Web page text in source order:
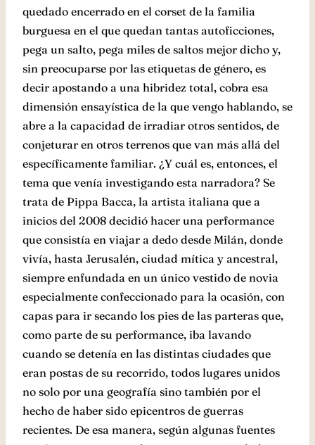
quedado encerrado en el corset de la familia
burguesa en el que quedan tantas autoficciones,
pega un salto, pega miles de saltos mejor dicho y,
sin preocuparse por las etiquetas de género, es
decir apostando a una hibridez total, cobra esa
dimensión ensayística de la que vengo hablando, se
abre a la capacidad de irradiar otros sentidos, de
conjeturar en otros terrenos que van más allá del
específicamente familiar. ¿Y cuál es, entonces, el
tema que venía investigando esta narradora? Se
trata de Pippa Bacca, la artista italiana que a
inicios del 2008 decidió hacer una performance
que consistía en viajar a dedo desde Milán, donde
vivía, hasta Jerusalén, ciudad mítica y ancestral,
siempre enfundada en un único vestido de novia
especialmente confeccionado para la ocasión, con
capas para ir secando los pies de las parteras que,
como parte de su performance, iba lavando
cuando se detenía en las distintas ciudades que
eran postas de su recorrido, todos lugares unidos
no solo por una geografía sino también por el
hecho de haber sido epicentros de guerras
recientes. De esa manera, según algunas fuentes